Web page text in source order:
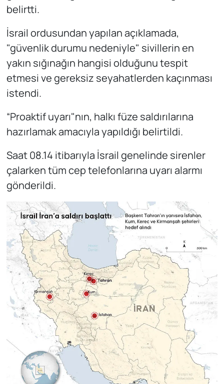
belirtti.
İsrail ordusundan yapılan açıklamada,
"güvenlik durumu nedeniyle" sivillerin en
yakın sığınağın hangisi olduğunu tespit
etmesi ve gereksiz seyahatlerden kaçınması
istendi.
“Proaktif uyarı"nın, halkı füze saldırılarına
hazırlamak amacıyla yapıldığı belirtildi.
Saat 08.14 itibarıyla İsrail genelinde sirenler
çalarken tüm cep telefonlarına uyarı alarmı
gönderildi.